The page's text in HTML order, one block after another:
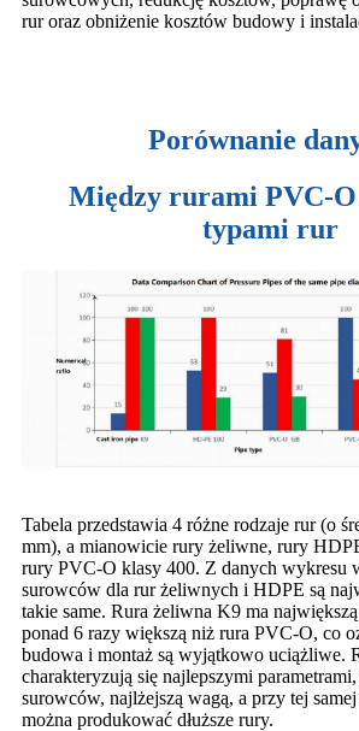
rur oraz obniżenie kosztów budowy i
Porównanie
Między rurami PVC-
typami rur
Tabela przedstawia 4 różne rodzaje rur (o
mm), a mianowicie rury żeliwne, rury
rury PVC-O klasy 400. Z danych wykresu
surowców dla rur żeliwnych i HDPE są
takie same. Rura żeliwna K9 ma
ponad 6 razy większą niż rura PVC-O, co
budowa i montaż są wyjątkowo uciążliwe.
charakteryzują się najlepszymi
surowców, najlżejszą wagą, a przy tej
można produkować dłuższe rury.